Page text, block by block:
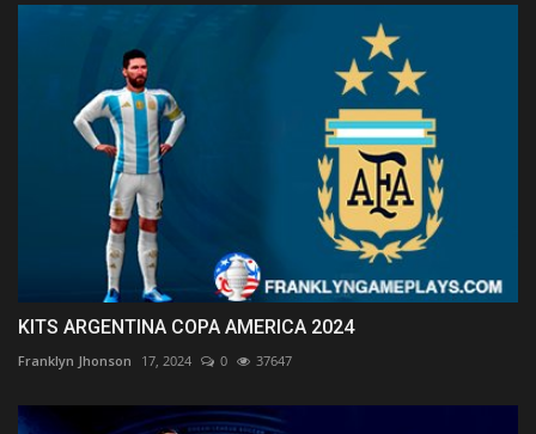
KITS ARGENTINA COPA AMERICA 2024
Franklyn Jhonson 17, 2024 0 37647